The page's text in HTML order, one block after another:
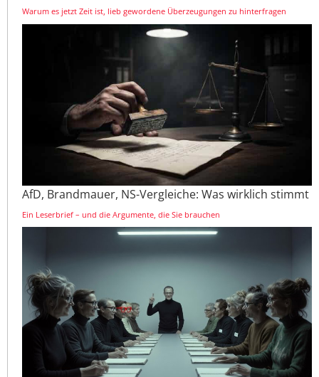
Warum es jetzt Zeit ist, lieb gewordene Überzeugungen zu hinterfragen
AfD, Brandmauer, NS-Vergleiche: Was wirklich stimmt
Ein Leserbrief – und die Argumente, die Sie brauchen